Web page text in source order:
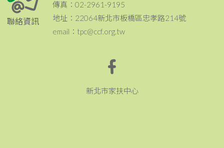
聯絡資訊
傳真：02-2961-9195
地址：22064新北市板橋區忠孝路214號
email：tpc@ccf.org.tw
新北市家扶中心